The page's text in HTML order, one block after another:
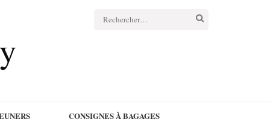
Rechercher :
CONSIGNES À BAGAGES